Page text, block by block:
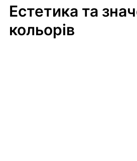
Естетика та
кольорів